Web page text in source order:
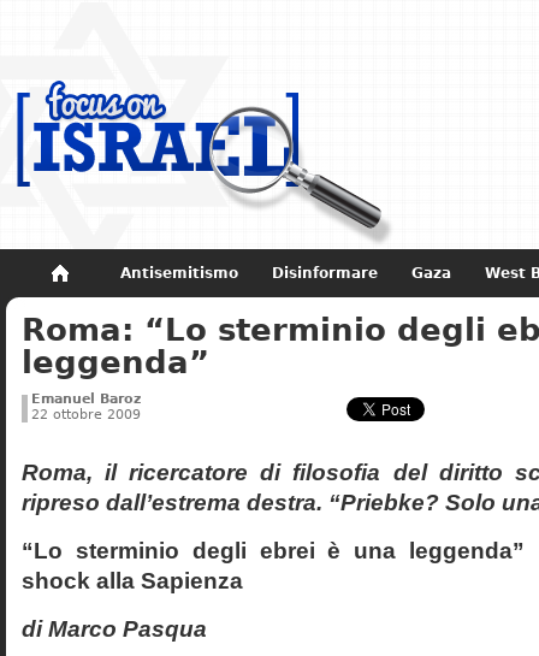
Antisemitismo Disinformare Gaza West
Non dimenticare Storia di Israele
Roma: “Lo sterminio degli
leggenda”
Emanuel Baroz
22 ottobre 2009
Roma, il ricercatore di filosofia del diritto
ripreso dall’estrema destra. “Priebke? Solo
“Lo sterminio degli ebrei è una leggenda”
shock alla Sapienza
di Marco Pasqua